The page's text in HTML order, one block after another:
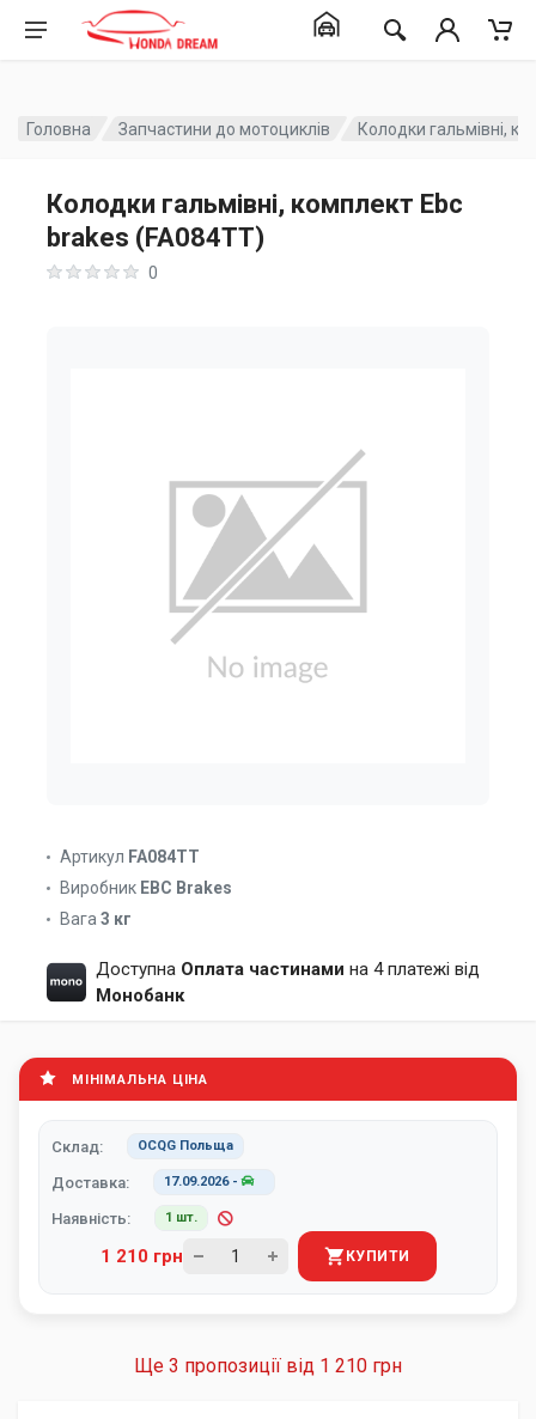
Головна Запчастини до мотоциклів Колодки гальмівні,
Колодки гальмівні, комплект Ebc
brakes (FA084TT)
0
Артикул FA084TT
Виробник EBC Brakes
Вага 3 кг
Доступна Оплата частинами на 4 платежі від
Монобанк
МІНІМАЛЬНА ЦІНА
Склад: OCQG Польща
Доставка: 17.09.2026-
Наявність: 1 шт.
1 210 грн КУПИТИ
Ще 3 пропозиції від 1 210 грн